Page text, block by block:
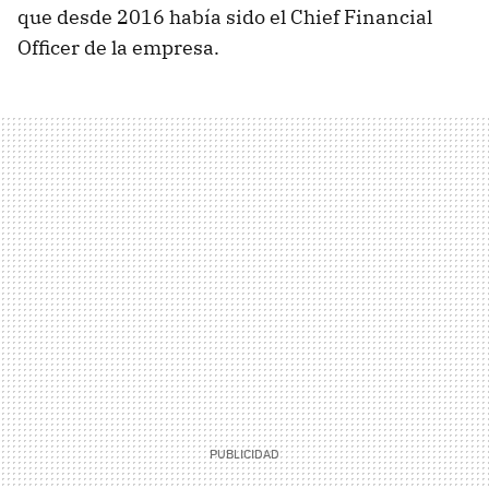
que desde 2016 había sido el Chief Financial
Officer de la empresa.